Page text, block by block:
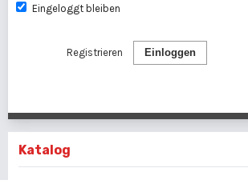
Eingeloggt bleiben
Einloggen
Registrieren
Katalog